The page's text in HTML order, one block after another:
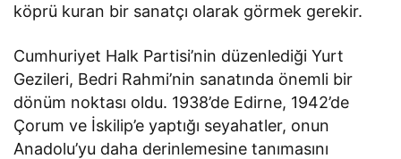
köprü kuran bir sanatçı olarak görmek gerekir.
Cumhuriyet Halk Partisi’nin düzenlediği Yurt
Gezileri, Bedri Rahmi’nin sanatında önemli bir
dönüm noktası oldu. 1938’de Edirne, 1942’de
Çorum ve İskilip’e yaptığı seyahatler, onun
Anadolu’yu daha derinlemesine tanımasını